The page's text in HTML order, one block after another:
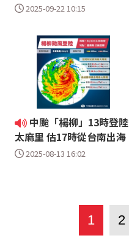
2025-09-22 10:15
中颱「楊柳」13時登陸
太麻里 估17時從台南出海
2025-08-13 16:02
1 2